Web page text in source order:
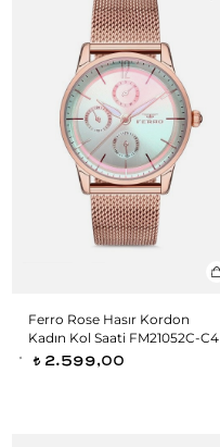
Ferro Rose Hasır Kordon
Kadın Kol Saati FM21052C-C4
t 2.599,00